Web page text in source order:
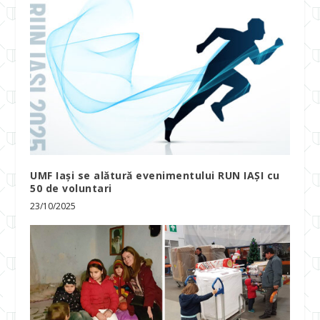
UMF Iași se alătură evenimentului RUN IAȘI cu
50 de voluntari
23/10/2025